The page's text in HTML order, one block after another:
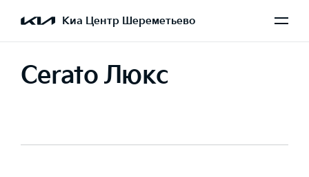
Киа Центр Шереметьево
Cerato Люкс